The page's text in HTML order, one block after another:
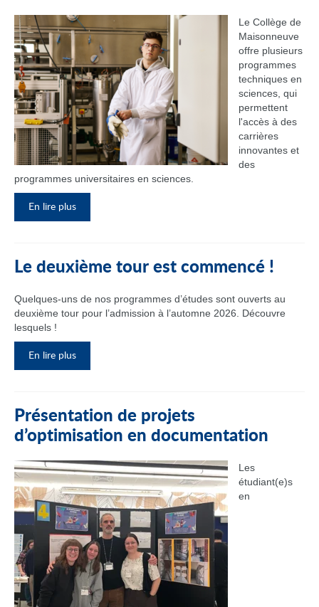
Le Collège de
Maisonneuve
offre plusieurs
programmes
techniques en
sciences, qui
permettent
l'accès à des
carrières
innovantes et
des
programmes universitaires en sciences.
En lire plus
Le deuxième tour est commencé !
Quelques-uns de nos programmes d’études sont ouverts au
deuxième tour pour l’admission à l’automne 2026. Découvre
lesquels !
En lire plus
Présentation de projets
d’optimisation en documentation
Les
étudiant(e)s
en